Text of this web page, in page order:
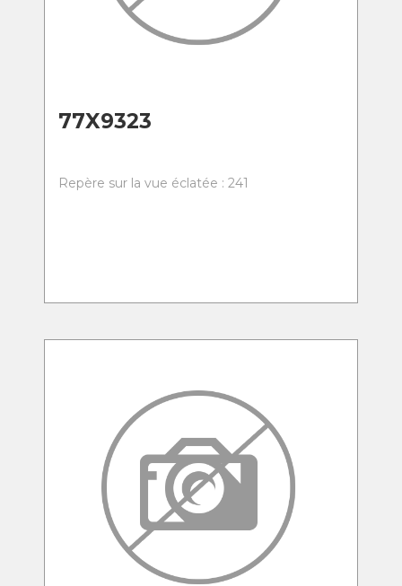
77X9323
Repère sur la vue éclatée : 241